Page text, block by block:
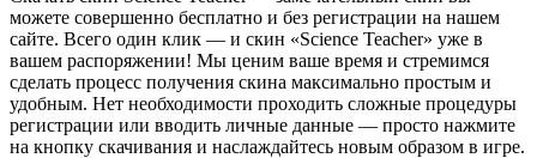
можете совершенно бесплатно и без регистрации на нашем
сайте. Всего один клик — и скин «Science Teacher» уже в
вашем распоряжении! Мы ценим ваше время и стремимся
сделать процесс получения скина максимально простым и
удобным. Нет необходимости проходить сложные процедуры
регистрации или вводить личные данные — просто нажмите
на кнопку скачивания и наслаждайтесь новым образом в игре.